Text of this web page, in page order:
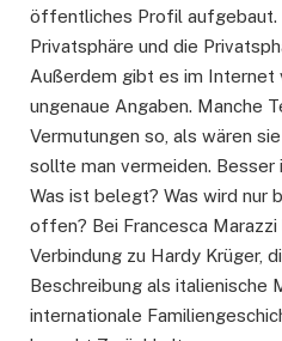
öffentliches Profil aufgebaut.
Privatsphäre und die
Außerdem gibt es im
ungenaue Angaben. Manche
Vermutungen so, als wären
sollte man vermeiden. Besser
Was ist belegt? Was wird nur
offen? Bei Francesca
Verbindung zu Hardy Krüger,
Beschreibung als italienische
internationale